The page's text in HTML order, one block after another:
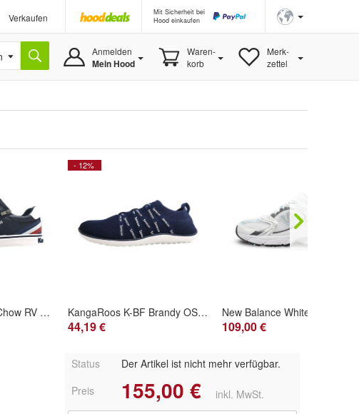
Verkaufen
Mit Sicherheit bei
Hood einkaufen
Anmelden
Mein Hood
Waren-
korb
Merk-
zettel
KangaRoos K-VM Chow RV 70056/4600 Blau dark navy/white 4600
- 12%
KangaRoos K-BF Brandy OS 30163/4600 Blau dark navy/white 4600
44,19 € 109,00 €
Status
Der Artikel ist nicht mehr verfügbar.
Preis
155,00 € inkl. MwSt.